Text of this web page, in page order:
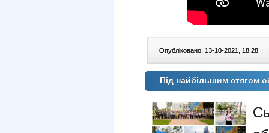
Опубліковано: 13-10-2021, 18:28 |
Під найбільшим стягом